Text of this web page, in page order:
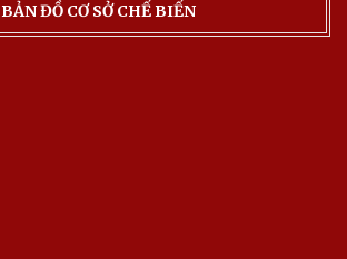
BẢN ĐỒ CƠ SỞ CHẾ BIẾN